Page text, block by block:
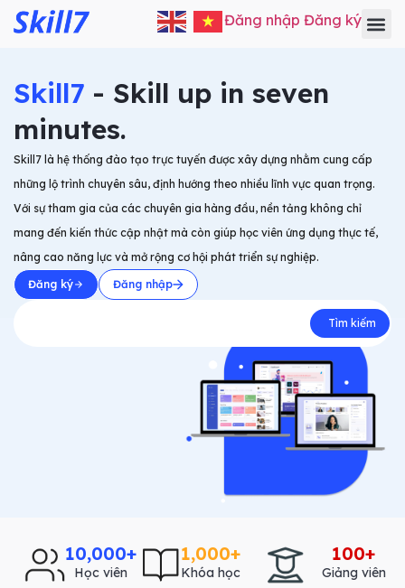
Đăng nhập Đăng ký
Skill7 - Skill up in seven
minutes.
Skill7 là hệ thống đào tạo trực tuyến được xây dựng nhằm cung cấp
những lộ trình chuyên sâu, định hướng theo nhiều lĩnh vực quan trọng.
Với sự tham gia của các chuyên gia hàng đầu, nền tảng không chỉ
mang đến kiến thức cập nhật mà còn giúp học viên ứng dụng thực tế,
nâng cao năng lực và mở rộng cơ hội phát triển sự nghiệp.
Đăng ký
Đăng nhập
Tìm kiếm
Học viên
10,000+
Khóa học
1,000+
Giảng viên
100+